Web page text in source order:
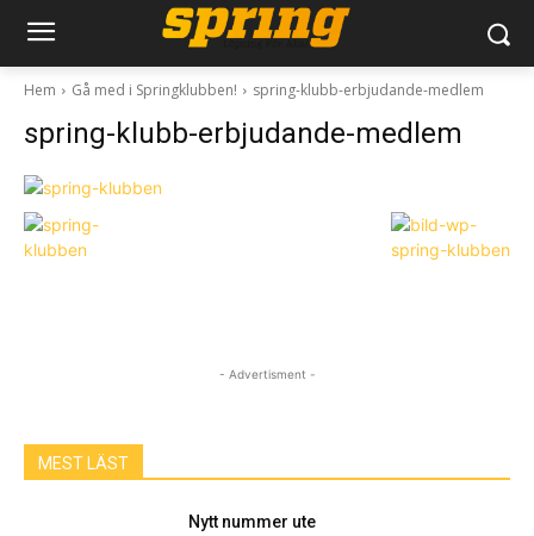
Hem Gå med i Springklubben! spring-klubb-erbjudande-medlem
spring-klubb-erbjudande-medlem
- Advertisment -
MEST LÄST
Nytt nummer ute